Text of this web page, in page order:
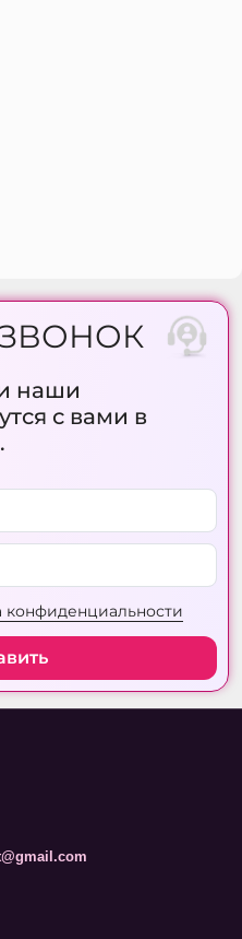
наши
с вами в
конфиденциальности